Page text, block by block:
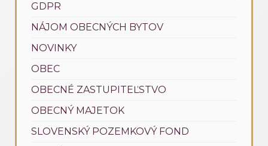
GDPR
NÁJOM OBECNÝCH BYTOV
NOVINKY
OBEC
OBECNÉ ZASTUPITEĽSTVO
OBECNÝ MAJETOK
SLOVENSKÝ POZEMKOVÝ FOND